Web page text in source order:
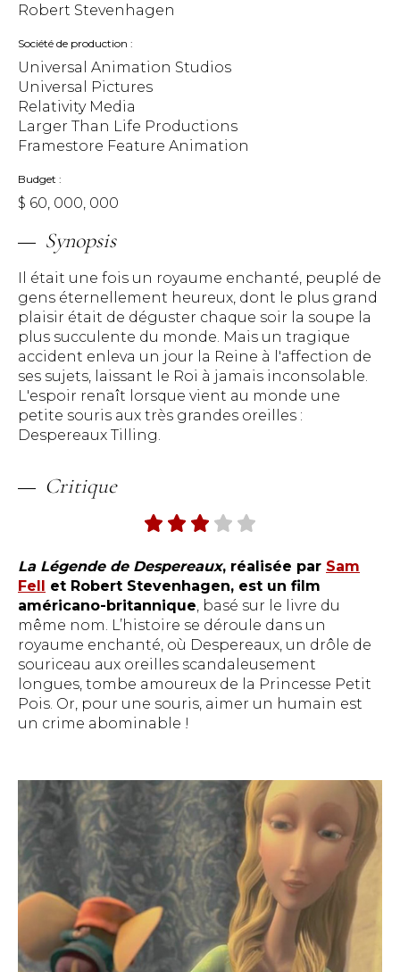
Robert Stevenhagen
Société de production
Universal Animation Studios
Universal Pictures
Relativity Media
Larger Than Life Productions
Framestore Feature Animation
Budget
$ 60, 000, 000
Synopsis
Il était une fois un royaume enchanté, peuplé de
gens éternellement heureux, dont le plus grand
plaisir était de déguster chaque soir la soupe la
plus succulente du monde. Mais un tragique
accident enleva un jour la Reine à l'affection de
ses sujets, laissant le Roi à jamais inconsolable.
L'espoir renaît lorsque vient au monde une
petite souris aux très grandes oreilles :
Despereaux Tilling.
Critique
La Légende de Despereaux, réalisée par Sam
Fell et Robert Stevenhagen, est un film
américano-britannique, basé sur le livre du
même nom. L’histoire se déroule dans un
royaume enchanté, où Despereaux, un drôle de
souriceau aux oreilles scandaleusement
longues, tombe amoureux de la Princesse Petit
Pois. Or, pour une souris, aimer un humain est
un crime abominable !